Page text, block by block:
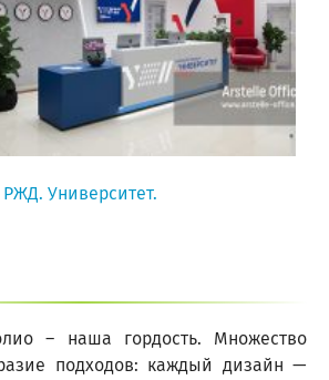
РЖД. Университет.
– наша гордость. Множество
подходов: каждый дизайн —